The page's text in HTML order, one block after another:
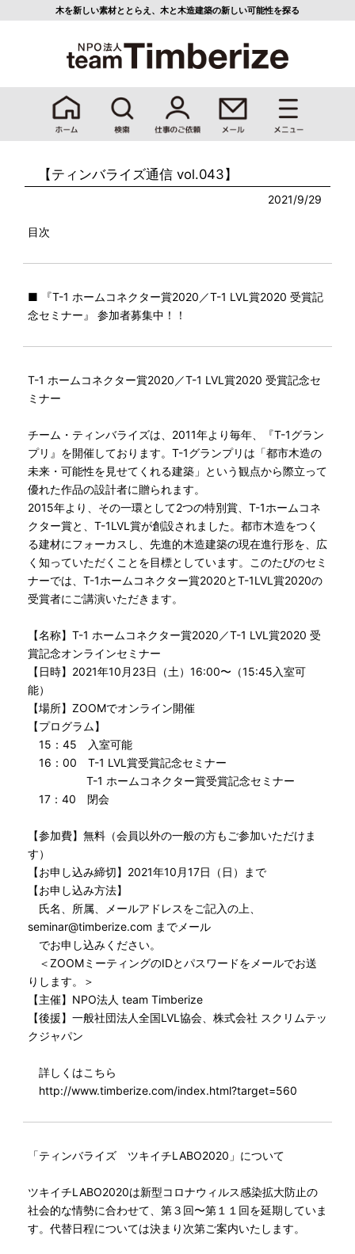
木を新しい素材ととらえ、 木と木造建築の新しい可能性を探る
【ティンバライズ通信 vol.043】
2021/9/29
目次
■ 『T-1 ホームコネクター賞2020／T-1 LVL賞2020 受賞記
念セミナー』 参加者募集中！！
T-1 ホームコネクター賞2020／T-1 LVL賞2020 受賞記念セ
ミナー
チーム・ティンバライズは、2011年より毎年、『T-1グラン
プリ』を開催しております。T-1グランプリは「都市木造の
未来・可能性を見せてくれる建築」という観点から際立って
優れた作品の設計者に贈られます。
2015年より、その一環として2つの特別賞、T-1ホームコネ
クター賞と、T-1LVL賞が創設されました。都市木造をつく
る建材にフォーカスし、先進的木造建築の現在進行形を、広
く知っていただくことを目標としています。このたびのセミ
ナーでは、T-1ホームコネクター賞2020とT-1LVL賞2020の
受賞者にご講演いただきます。
【名称】T-1 ホームコネクター賞2020／T-1 LVL賞2020 受
賞記念オンラインセミナー
【日時】2021年10月23日（土）16:00〜（15:45入室可
能）
【場所】ZOOMでオンライン開催
【プログラム】
15：45 入室可能
16：00 T-1 LVL賞受賞記念セミナー
T-1 ホームコネクター賞受賞記念セミナー
17：40 閉会
【参加費】無料（会員以外の一般の方もご参加いただけま
す）
【お申し込み締切】2021年10月17日（日）まで
【お申し込み方法】
氏名、所属、メールアドレスをご記入の上、
seminar@timberize.com までメール
でお申し込みください。
＜ZOOMミーティングのIDとパスワードをメールでお送
りします。＞
【主催】NPO法人 team Timberize
【後援】一般社団法人全国LVL協会、株式会社 スクリムテッ
クジャパン
詳しくはこちら
http://www.timberize.com/index.html?target=560
「ティンバライズ ツキイチLABO2020」について
ツキイチLABO2020は新型コロナウィルス感染拡大防止の
社会的な情勢に合わせて、第３回〜第１１回を延期していま
す。代替日程については決まり次第ご案内いたします。